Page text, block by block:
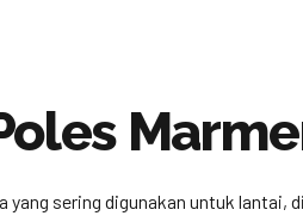
yang sering digunakan untuk